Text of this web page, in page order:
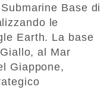
Base di
le
Earth. La base
al Mar
Giappone,